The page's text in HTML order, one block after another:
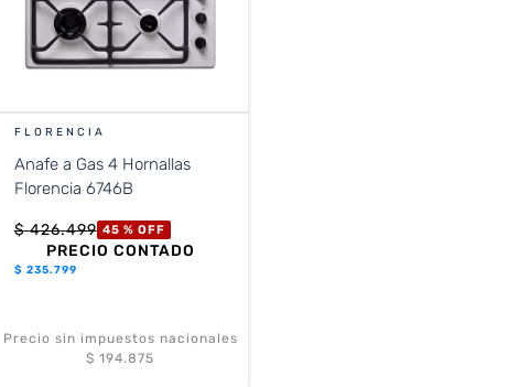
FLORENCIA
Anafe a Gas 4 Hornallas
Florencia 6746B
$ 426.499 45 % OFF
PRECIO CONTADO
$ 235.799
Precio sin impuestos nacionales
$ 194.875